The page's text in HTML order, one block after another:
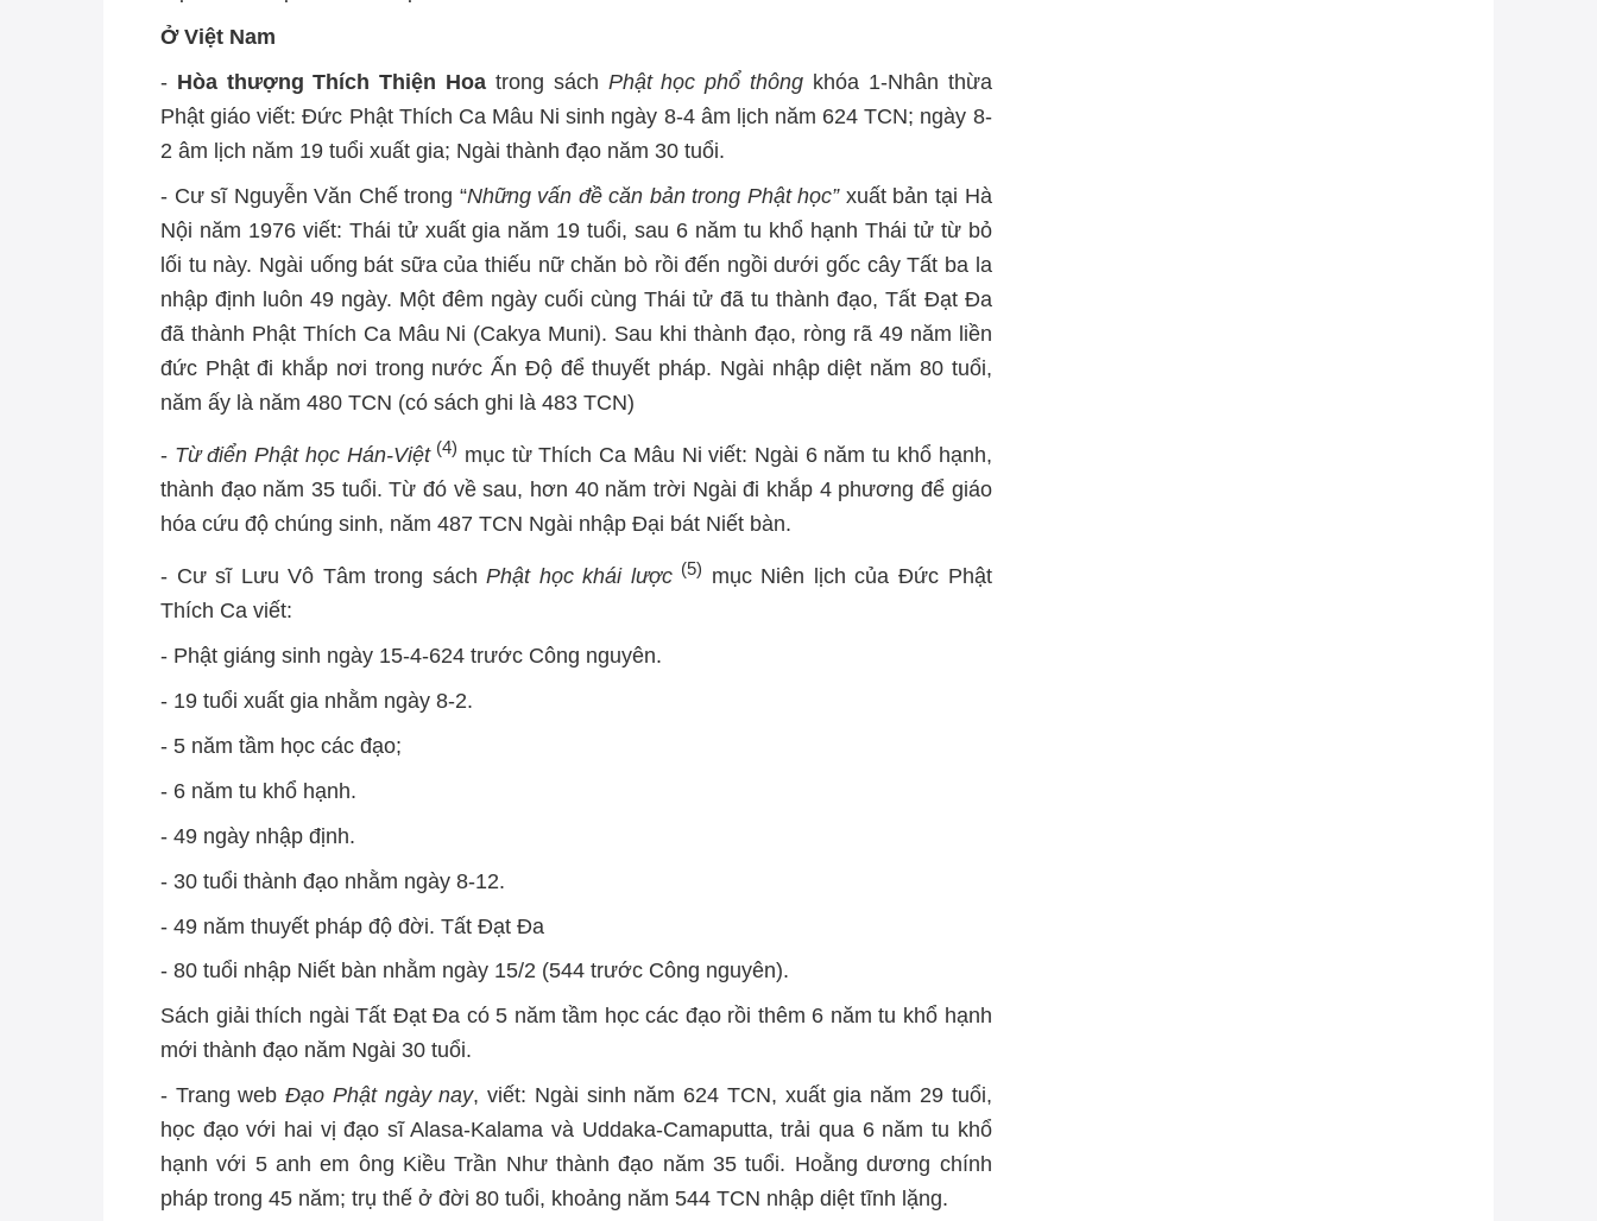
Ở Việt Nam
- Hòa thượng Thích Thiện Hoa trong sách Phật học phổ thông khóa 1-Nhân thừa
Phật giáo viết: Đức Phật Thích Ca Mâu Ni sinh ngày 8-4 âm lịch năm 624 TCN; ngày 8-
2 âm lịch năm 19 tuổi xuất gia; Ngài thành đạo năm 30 tuổi.
- Cư sĩ Nguyễn Văn Chế trong “Những vấn đề căn bản trong Phật học” xuất bản tại Hà
Nội năm 1976 viết: Thái tử xuất gia năm 19 tuổi, sau 6 năm tu khổ hạnh Thái tử từ bỏ
lối tu này. Ngài uống bát sữa của thiếu nữ chăn bò rồi đến ngồi dưới gốc cây Tất ba la
nhập định luôn 49 ngày. Một đêm ngày cuối cùng Thái tử đã tu thành đạo, Tất Đạt Đa
đã thành Phật Thích Ca Mâu Ni (Cakya Muni). Sau khi thành đạo, ròng rã 49 năm liền
đức Phật đi khắp nơi trong nước Ấn Độ để thuyết pháp. Ngài nhập diệt năm 80 tuổi,
năm ấy là năm 480 TCN (có sách ghi là 483 TCN)
- Từ điển Phật học Hán-Việt (4) mục từ Thích Ca Mâu Ni viết: Ngài 6 năm tu khổ hạnh,
thành đạo năm 35 tuổi. Từ đó về sau, hơn 40 năm trời Ngài đi khắp 4 phương để giáo
hóa cứu độ chúng sinh, năm 487 TCN Ngài nhập Đại bát Niết bàn.
- Cư sĩ Lưu Vô Tâm trong sáchPhật học khái lược (5) mục Niên lịch của Đức Phật
Thích Ca viết:
- Phật giáng sinh ngày 15-4-624 trước Công nguyên.
- 19 tuổi xuất gia nhằm ngày 8-2.
- 5 năm tầm học các đạo;
- 6 năm tu khổ hạnh.
- 49 ngày nhập định.
- 30 tuổi thành đạo nhằm ngày 8-12.
- 49 năm thuyết pháp độ đời. Tất Đạt Đa
- 80 tuổi nhập Niết bàn nhằm ngày 15/2 (544 trước Công nguyên).
Sách giải thích ngài Tất Đạt Đa có 5 năm tầm học các đạo rồi thêm 6 năm tu khổ hạnh
mới thành đạo năm Ngài 30 tuổi.
- Trang webĐạo Phật ngày nay, viết: Ngài sinh năm 624 TCN, xuất gia năm 29 tuổi,
học đạo với hai vị đạo sĩ Alasa-Kalama và Uddaka-Camaputta, trải qua 6 năm tu khổ
hạnh với 5 anh em ông Kiều Trần Như thành đạo năm 35 tuổi. Hoằng dương chính
pháp trong 45 năm; trụ thế ở đời 80 tuổi, khoảng năm 544 TCN nhập diệt tĩnh lặng.